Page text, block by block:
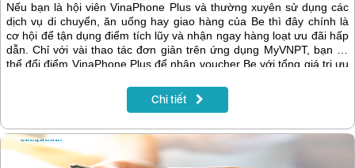
Nếu bạn là hội viên VinaPhone Plus và thường xuyên sử dụng các
dịch vụ di chuyển, ăn uống hay giao hàng của Be thì đây chính là
cơ hội để tận dụng điểm tích lũy và nhận ngay hàng loạt ưu đãi hấp
dẫn. Chỉ với vài thao tác đơn giản trên ứng dụng MyVNPT, bạn có
thể đổi điểm VinaPhone Plus để nhận voucher Be với tổng giá trị ưu
Chi tiết